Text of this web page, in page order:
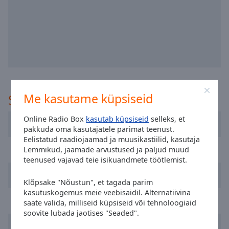
Me kasutame küpsiseid
Online Radio Box kasutab küpsiseid selleks, et
pakkuda oma kasutajatele parimat teenust.
Eelistatud raadiojaamad ja muusikastiilid, kasutaja
Lemmikud, jaamade arvustused ja paljud muud
teenused vajavad teie isikuandmete töötlemist.
Klõpsake "Nõustun", et tagada parim
kasutuskogemus meie veebisaidil. Alternatiivina
saate valida, milliseid küpsiseid või tehnoloogiaid
soovite lubada jaotises "Seaded".
This
modal
window.
Beginning
window.
Escape
Soovitatud
Instrumentals Forever
RTBF - Classic 21
RTBF Vivacité Bruxelles